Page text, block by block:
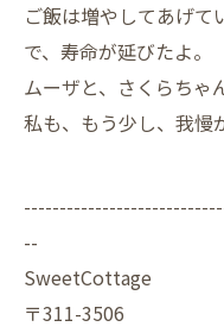
ご飯は増やしてあげて
で、寿命が延びたよ。
ムーザと、さくらちゃ
私も、もう少し、我慢
--
SweetCottage
〒311-3506